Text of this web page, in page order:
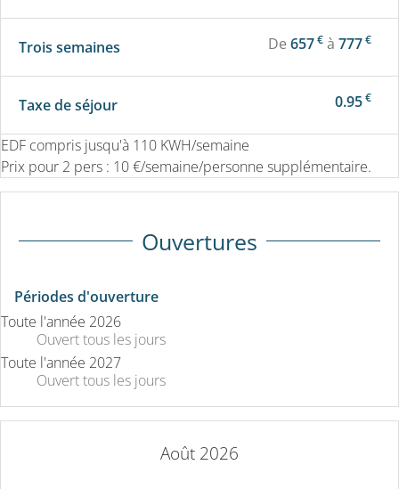
Trois semaines De 657€ à 777€
Taxe de séjour 0.95€
EDF compris jusqu'à 110 KWH/semaine
Prix pour 2 pers : 10 €/semaine/personne supplémentaire.
Ouvertures
Périodes d'ouverture
Toute l'année 2026
Ouverttous les jours
Toute l'année 2027
Ouverttous les jours
Août 2026